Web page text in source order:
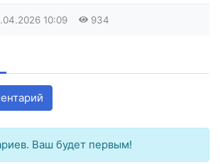
10:09 934
Ваш будет первым!